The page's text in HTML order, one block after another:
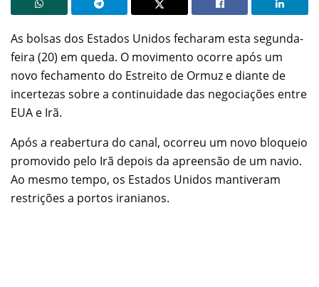
As bolsas dos Estados Unidos fecharam esta segunda-
feira (20) em queda. O movimento ocorre após um
novo fechamento do Estreito de Ormuz e diante de
incertezas sobre a continuidade das negociações entre
EUA e Irã.
Após a reabertura do canal, ocorreu um novo bloqueio
promovido pelo Irã depois da apreensão de um navio.
Ao mesmo tempo, os Estados Unidos mantiveram
restrições a portos iranianos.